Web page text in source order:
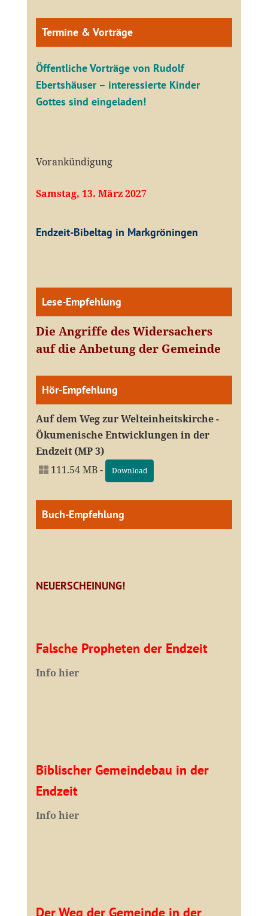
Termine & Vorträge
Öffentliche Vorträge von Rudolf
Ebertshäuser – interessierte Kinder
Gottes sind eingeladen!
Vorankündigung
Samstag, 13. März 2027
Endzeit-Bibeltag in Markgröningen
Lese-Empfehlung
Die Angriffe des Widersachers
auf die Anbetung der Gemeinde
Hör-Empfehlung
Auf dem Weg zur Welteinheitskirche -
Ökumenische Entwicklungen in der
Endzeit (MP 3)
111.54 MB -
Download
Buch-Empfehlung
NEUERSCHEINUNG!
Falsche Propheten der Endzeit
Info hier
Biblischer Gemeindebau in der
Endzeit
Info hier
Der Weg der Gemeinde in der